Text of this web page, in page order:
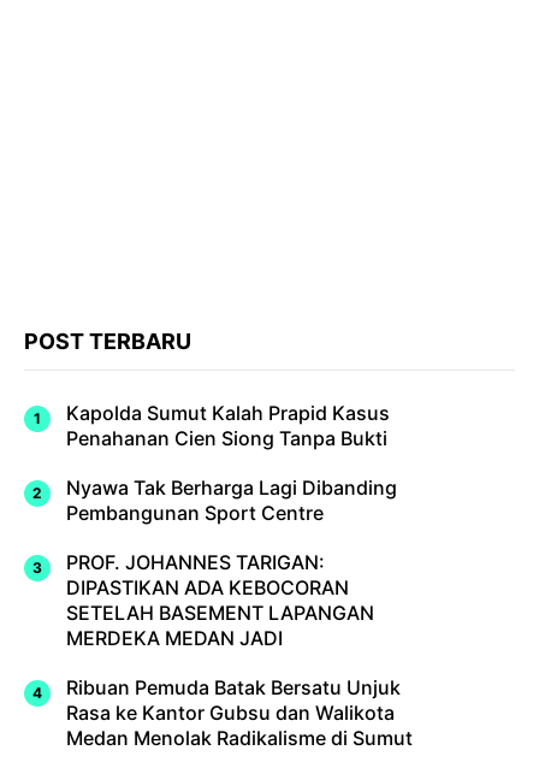
POST TERBARU
Kapolda Sumut Kalah Prapid Kasus
Penahanan Cien Siong Tanpa Bukti
Nyawa Tak Berharga Lagi Dibanding
Pembangunan Sport Centre
PROF. JOHANNES TARIGAN:
DIPASTIKAN ADA KEBOCORAN
SETELAH BASEMENT LAPANGAN
MERDEKA MEDAN JADI
Ribuan Pemuda Batak Bersatu Unjuk
Rasa ke Kantor Gubsu dan Walikota
Medan Menolak Radikalisme di Sumut